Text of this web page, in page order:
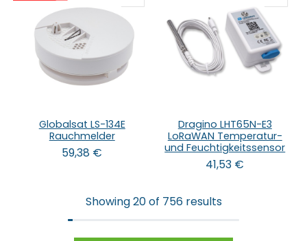
Globalsat LS-134E
Rauchmelder
59,38 €
Dragino LHT65N-E3
LoRaWAN Temperatur-
und Feuchtigkeitssensor
41,53 €
Showing 20 of 756 results